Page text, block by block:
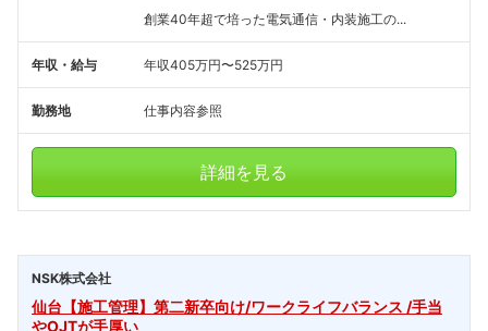
フォローしました
こちらの企業もフォローしませんか？
創業40年超で培った電気通信・内装施工の...
年収・給与 年収405万円〜525万円
勤務地 仕事内容参照
詳細を見る
NSK株式会社
仙台【施工管理】第二新卒向け/ワークライフバランス /手当
やOJTが手厚い